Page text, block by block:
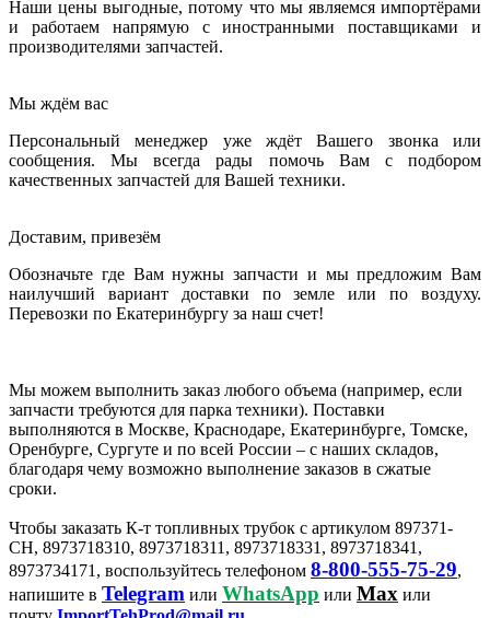
Наши цены выгодные, потому что мы являемся импортёрами
и работаем напрямую с иностранными поставщиками и
производителями запчастей.
Мы ждём вас
Персональный менеджер уже ждёт Вашего звонка или
сообщения. Мы всегда рады помочь Вам с подбором
качественных запчастей для Вашей техники.
Доставим, привезём
Обозначьте где Вам нужны запчасти и мы предложим Вам
наилучший вариант доставки по земле или по воздуху.
Перевозки по Екатеринбургу за наш счет!
Мы можем выполнить заказ любого объема (например, если
запчасти требуются для парка техники). Поставки
выполняются в Москве, Краснодаре, Екатеринбурге, Томске,
Оренбурге, Сургуте и по всей России – с наших складов,
благодаря чему возможно выполнение заказов в сжатые
сроки.
Чтобы заказать К-т топливных трубок с артикулом 897371-
CH, 8973718310, 8973718311, 8973718331, 8973718341,
8973734171, воспользуйтесь телефоном 8-800-555-75-29,
напишите в Telegram или WhatsApp или Max или